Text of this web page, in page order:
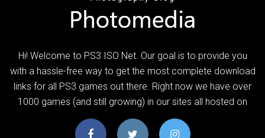
Hi! Welcome to PS3 ISO Net. Our goal is to provide you
with a hassle-free way to get the most complete download
links for all PS3 games out there. Right now we have over
1000 games (and still growing) in our sites all hosted on